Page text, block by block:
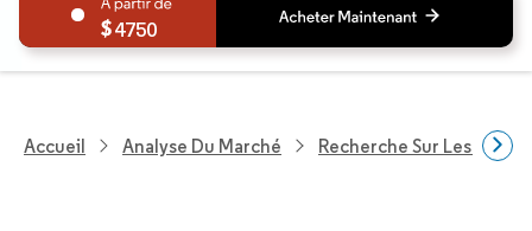
4750
Accueil Analyse Du Marché Recherche Sur Les